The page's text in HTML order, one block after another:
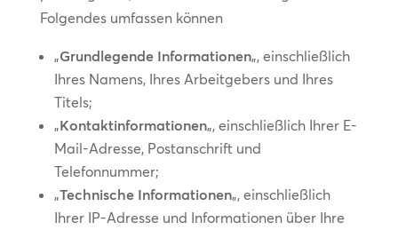
Folgendes umfassen können
„Grundlegende Informationen„, einschließlich
Ihres Namens, Ihres Arbeitgebers und Ihres
Titels;
„Kontaktinformationen„, einschließlich Ihrer E-
Mail-Adresse, Postanschrift und
Telefonnummer;
„Technische Informationen„, einschließlich
Ihrer IP-Adresse und Informationen über Ihre